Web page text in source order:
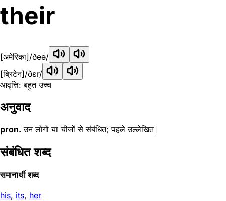
their
[अमेरिका]/ðeə/
[ब्रिटेन]/ðɛr/
आवृत्ति: बहुत उच्च
अनुवाद
pron. उन लोगों या चीजों से संबंधित; पहले उल्लेखित।
संबंधित शब्द
समानार्थी शब्द
his, its, her